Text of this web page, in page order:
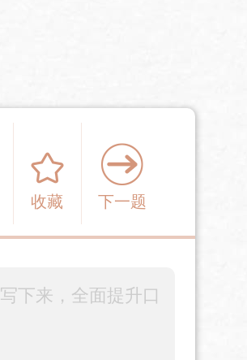
收藏 下一题